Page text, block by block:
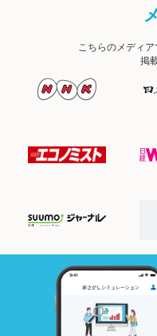
こちらのメディ
掲